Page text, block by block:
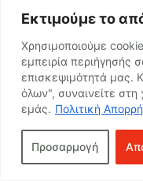
Εκτιμούμε το
Χρησιμοποιούμε
εμπειρία περιήγησής
επισκεψιμότητά μας.
όλων", συναινείτε
εμάς. Πολιτική
Προσαρμογή
δρομολογίων
εξοικονόμηση
Υπολογίζεται ότι
κυκλοφορήσει πριν
πρότυπο EURO 3,
πρόγραμμα
αυτών με νέα